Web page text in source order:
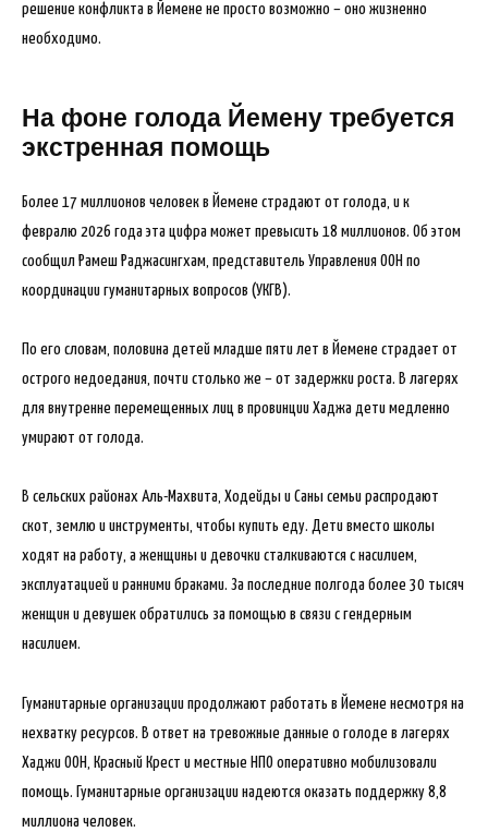
решение конфликта в Йемене не просто возможно – оно жизненно
необходимо.
На фоне голода Йемену требуется
экстренная помощь
Более 17 миллионов человек в Йемене страдают от голода, и к
февралю 2026 года эта цифра может превысить 18 миллионов. Об этом
сообщил Рамеш Раджасингхам, представитель Управления ООН по
координации гуманитарных вопросов (УКГВ).
По его словам, половина детей младше пяти лет в Йемене страдает от
острого недоедания, почти столько же – от задержки роста. В лагерях
для внутренне перемещенных лиц в провинции Хаджа дети медленно
умирают от голода.
В сельских районах Аль-Махвита, Ходейды и Саны семьи распродают
скот, землю и инструменты, чтобы купить еду. Дети вместо школы
ходят на работу, а женщины и девочки сталкиваются с насилием,
эксплуатацией и ранними браками. За последние полгода более 30 тысяч
женщин и девушек обратились за помощью в связи с гендерным
насилием.
Гуманитарные организации продолжают работать в Йемене несмотря на
нехватку ресурсов. В ответ на тревожные данные о голоде в лагерях
Хаджи ООН, Красный Крест и местные НПО оперативно мобилизовали
помощь. Гуманитарные организации надеются оказать поддержку 8,8
миллиона человек.